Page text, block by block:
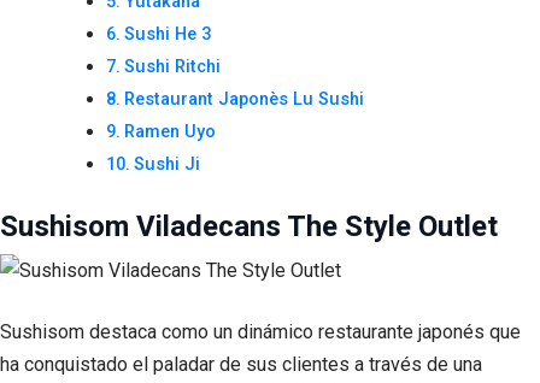
Sushi He 3
Sushi Ritchi
Restaurant Japonès Lu Sushi
Ramen Uyo
Sushi Ji
Sushisom Viladecans The Style Outlet
Sushisom destaca como un dinámico restaurante japonés que
ha conquistado el paladar de sus clientes a través de una